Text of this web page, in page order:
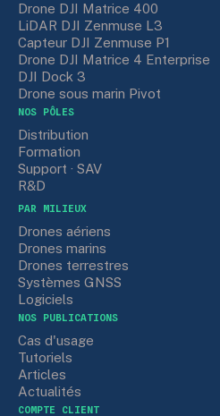
Drone DJI Matrice 400
LiDAR DJI Zenmuse L3
Capteur DJI Zenmuse P1
Drone DJI Matrice 4 Enterprise
DJI Dock 3
Drone sous marin Pivot
NOS PÔLES
Distribution
Formation
Support · SAV
R&D
PAR MILIEUX
Drones aériens
Drones marins
Drones terrestres
Systèmes GNSS
Logiciels
NOS PUBLICATIONS
Cas d'usage
Tutoriels
Articles
Actualités
COMPTE CLIENT